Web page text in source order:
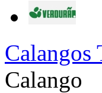
Calangos
Calango